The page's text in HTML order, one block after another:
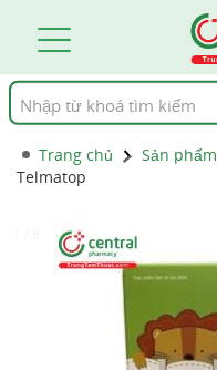
Tìm
kiếm
Trang chủ Sản phẩm
Telmatop